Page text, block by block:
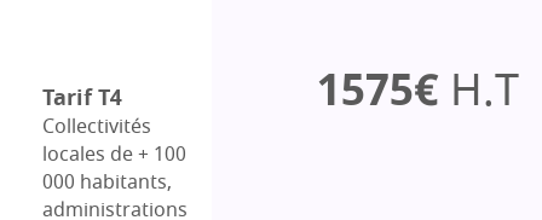
Tarif T4
Collectivités
locales de + 100
000 habitants,
administrations
1575€ H.T